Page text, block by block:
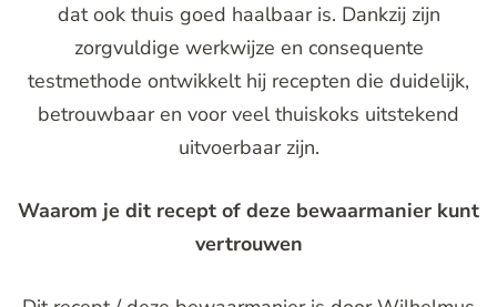
dat ook thuis goed haalbaar is. Dankzij zijn
zorgvuldige werkwijze en consequente
testmethode ontwikkelt hij recepten die duidelijk,
betrouwbaar en voor veel thuiskoks uitstekend
uitvoerbaar zijn.
Waarom je dit recept of deze bewaarmanier kunt
vertrouwen